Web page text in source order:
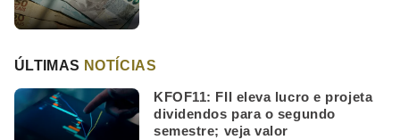
ÚLTIMAS NOTÍCIAS
KFOF11: FII eleva lucro e projeta
dividendos para o segundo
semestre; veja valor